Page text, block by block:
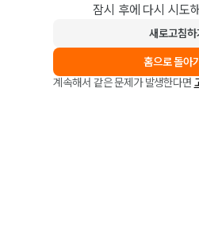
잠시 후에 다시 시도
새로고침하
홈으로 돌아
계속해서 같은 문제가 발생한다면